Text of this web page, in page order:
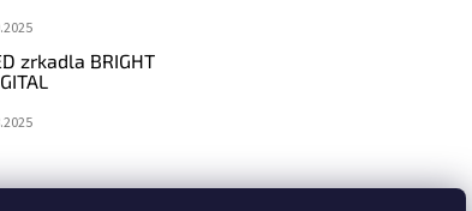
zrkadla BRIGHT